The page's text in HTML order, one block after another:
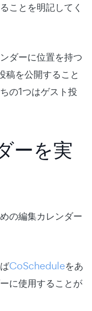
ことを明記してく
ダーに位置を持つ
稿を公開すること
の1つはゲスト投
ーを実
の編集カレンダー
CoScheduleをあ
に使用することが